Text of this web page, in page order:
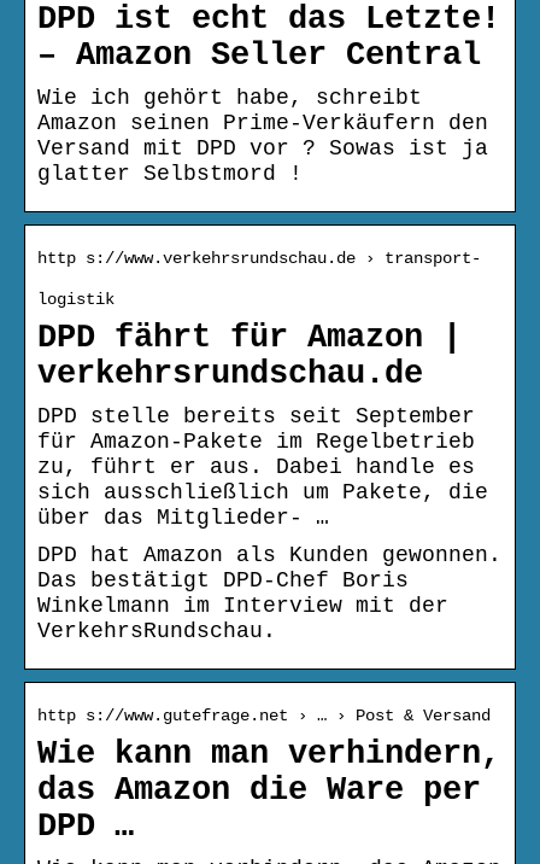
DPD ist echt das Letzte!
– Amazon Seller Central
Wie ich gehört habe, schreibt
Amazon seinen Prime-Verkäufern den
Versand mit DPD vor ? Sowas ist ja
glatter Selbstmord !
http s://www.verkehrsrundschau.de › transport-
logistik
DPD fährt für Amazon |
verkehrsrundschau.de
DPD stelle bereits seit September
für Amazon-Pakete im Regelbetrieb
zu, führt er aus. Dabei handle es
sich ausschließlich um Pakete, die
über das Mitglieder- …
DPD hat Amazon als Kunden gewonnen.
Das bestätigt DPD-Chef Boris
Winkelmann im Interview mit der
VerkehrsRundschau.
http s://www.gutefrage.net › … › Post & Versand
Wie kann man verhindern,
das Amazon die Ware per
DPD …